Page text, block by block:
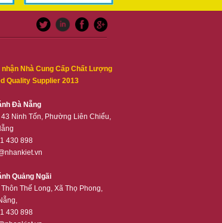
Nhà Cung Cấp Chất Lượng
Quality Supplier 2013
Đà Nẵng
Ninh Tốn, Phường Liên Chiểu,
430 898
Quảng Ngãi
Thế Long, Xã Thọ Phong,
430 898